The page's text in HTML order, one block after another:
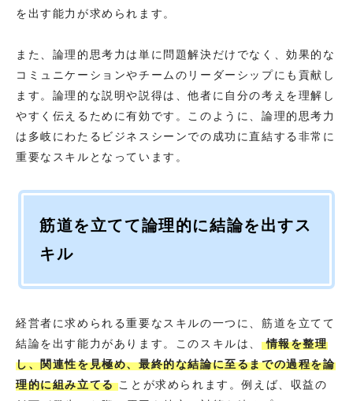
を出す能力が求められます。
また、論理的思考力は単に問題解決だけでなく、効果的な
コミュニケーションやチームのリーダーシップにも貢献し
ます。論理的な説明や説得は、他者に自分の考えを理解し
やすく伝えるために有効です。このように、論理的思考力
は多岐にわたるビジネスシーンでの成功に直結する非常に
重要なスキルとなっています。
筋道を立てて論理的に結論を出すス
キル
経営者に求められる重要なスキルの一つに、筋道を立てて
結論を出す能力があります。このスキルは、 情報を整理
し、関連性を見極め、最終的な結論に至るまでの過程を論
理的に組み立てることが求められます。例えば、収益の